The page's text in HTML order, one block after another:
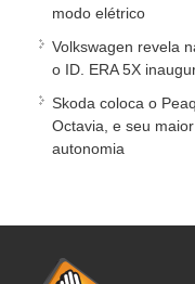
modo elétrico
Volkswagen revela
o ID. ERA 5X
Skoda coloca o
Octavia, e seu
autonomia